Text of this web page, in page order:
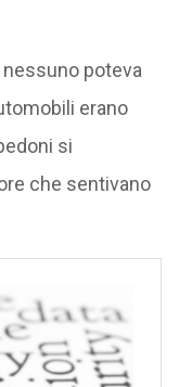
poteva
erano
si
che sentivano